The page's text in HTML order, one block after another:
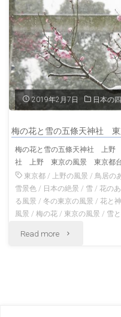
景"
島
神
社
埼
の
風
景"
2019年2月7日 日本の
梅の花と雪の五條天神社
梅の花と雪の五條天神社 上野
社 上野 東京の風景 東京都
東京都 / 上野の風景 / 鳥居の
雪景色 / 日本の絶景 / 雪 /花の
る風景 /冬の東京の風景 /花と
風景 /梅の花 / 東京の風景 / 雪
Read more "梅